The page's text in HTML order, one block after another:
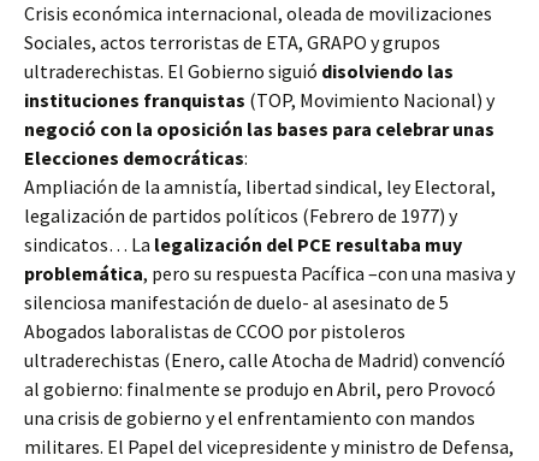
Crisis económica internacional, oleada de movilizaciones
Sociales, actos terroristas de ETA, GRAPO y grupos
ultraderechistas. El Gobierno siguió disolviendo las
instituciones franquistas (TOP, Movimiento Nacional) y
negoció con la oposición las bases para celebrar unas
Elecciones democráticas:
Ampliación de la amnistía, libertad sindical, ley Electoral,
legalización de partidos políticos (Febrero de 1977) y
sindicatos… La legalización del PCE resultaba muy
problemática, pero su respuesta Pacífica –con una masiva y
silenciosa manifestación de duelo- al asesinato de 5
Abogados laboralistas de CCOO por pistoleros
ultraderechistas (Enero, calle Atocha de Madrid) convencíó
al gobierno: finalmente se produjo en Abril, pero Provocó
una crisis de gobierno y el enfrentamiento con mandos
militares. El Papel del vicepresidente y ministro de Defensa,